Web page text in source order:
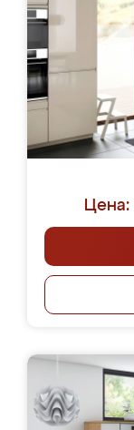
Цена: